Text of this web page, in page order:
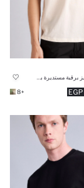
+8